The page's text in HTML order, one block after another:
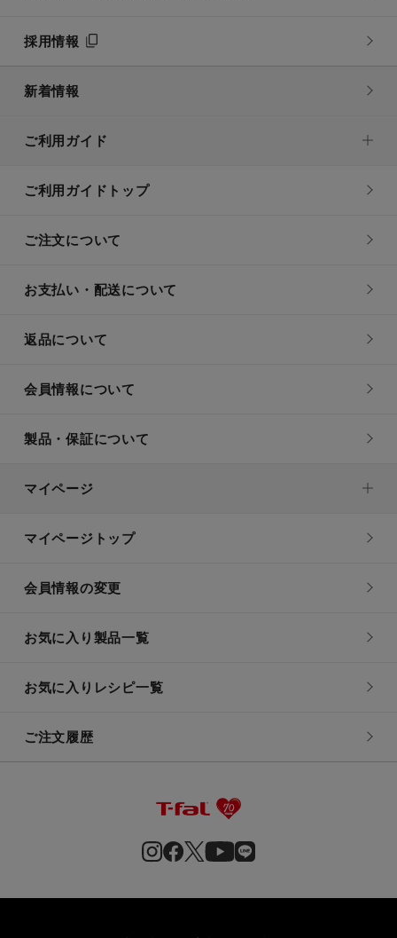
採用情報
新着情報
ご利用ガイド
ご利用ガイドトップ
ご注文について
お支払い・配送について
返品について
会員情報について
製品・保証について
マイページ
マイページトップ
会員情報の変更
お気に入り製品一覧
お気に入りレシピ一覧
ご注文履歴